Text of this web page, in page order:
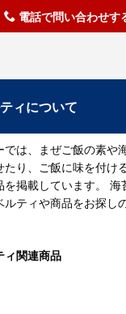
電話で問い合わせす
ィについて
では、まぜご飯の素や
たり、ご飯に味を付け
を掲載しています。 海
ティや商品をお探し
ィ関連商品